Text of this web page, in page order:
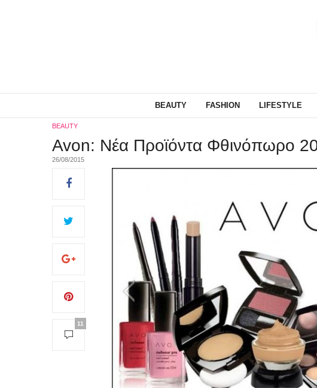
BEAUTY FASHION LIFESTYLE
BEAUTY
Avon: Νέα Προϊόντα Φθινόπωρο
26/08/2015
11